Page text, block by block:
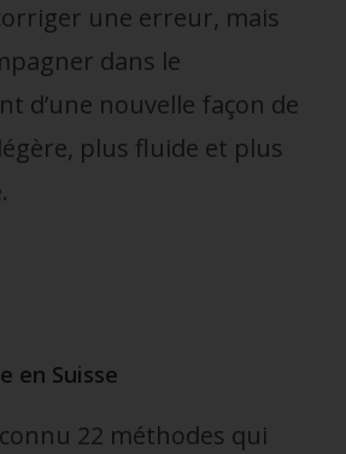
une erreur, mais
dans le
d’une nouvelle façon de
plus fluide et plus
en Suisse
22 méthodes qui